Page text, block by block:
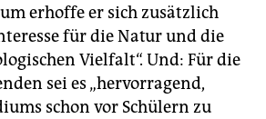
erhoffe er sich zusätzlich
für die Natur und die
Vielfalt“. Und: Für die
sei es „hervorragend,
schon vor Schülern zu